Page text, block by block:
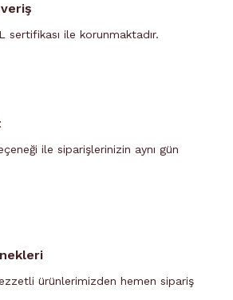
sertifikası ile korunmaktadır.
ile siparişlerinizin aynı gün
ürünlerimizden hemen sipariş